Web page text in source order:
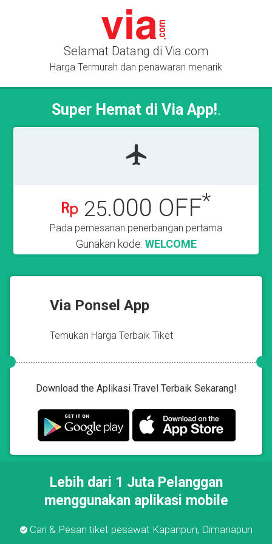
Selamat Datang di Via.com
Harga Termurah dan penawaran menarik
Super Hemat di Via App!.
25.000 OFF*
Pada pemesanan penerbangan pertama
Gunakan kode: WELCOME
Via Ponsel App
Temukan Harga Terbaik Tiket
Download the Aplikasi Travel Terbaik Sekarang!
Lebih dari 1 Juta Pelanggan
menggunakan aplikasi mobile
Cari & Pesan tiket pesawat Kapanpun, Dimanapun